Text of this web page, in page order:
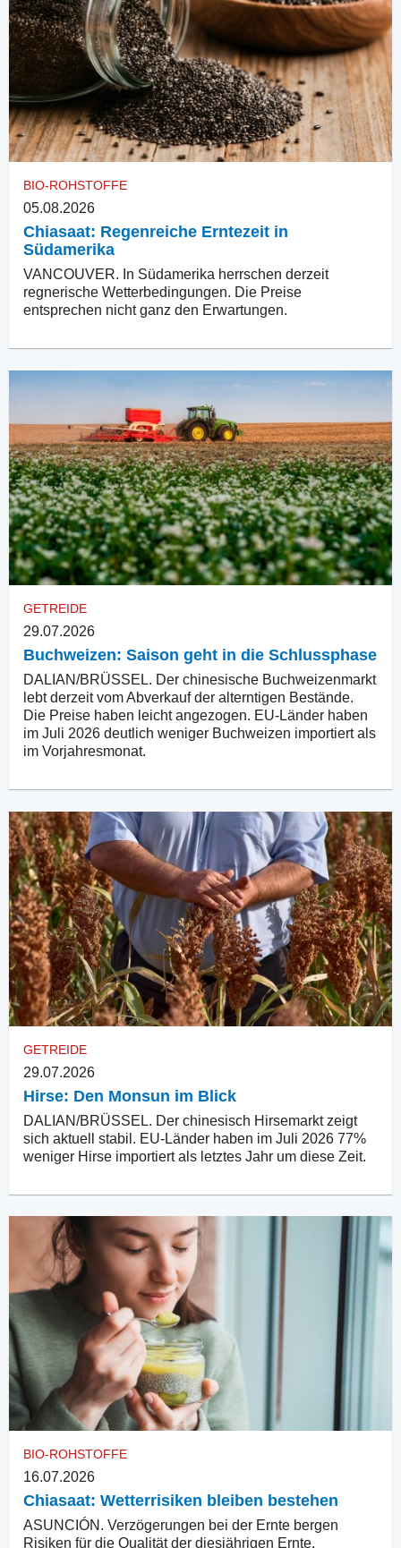
BIO-ROHSTOFFE
05.08.2026
Chiasaat: Regenreiche Erntezeit in
Südamerika
VANCOUVER. In Südamerika herrschen derzeit
regnerische Wetterbedingungen. Die Preise
entsprechen nicht ganz den Erwartungen.
GETREIDE
29.07.2026
Buchweizen: Saison geht in die Schlussphase
DALIAN/BRÜSSEL. Der chinesische Buchweizenmarkt
lebt derzeit vom Abverkauf der alterntigen Bestände.
Die Preise haben leicht angezogen. EU-Länder haben
im Juli 2026 deutlich weniger Buchweizen importiert als
im Vorjahresmonat.
GETREIDE
29.07.2026
Hirse: Den Monsun im Blick
DALIAN/BRÜSSEL. Der chinesisch Hirsemarkt zeigt
sich aktuell stabil. EU-Länder haben im Juli 2026 77%
weniger Hirse importiert als letztes Jahr um diese Zeit.
BIO-ROHSTOFFE
16.07.2026
Chiasaat: Wetterrisiken bleiben bestehen
ASUNCIÓN. Verzögerungen bei der Ernte bergen
Risiken für die Qualität der diesjährigen Ernte.